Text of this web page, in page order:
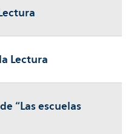
Lectura
“Las escuelas